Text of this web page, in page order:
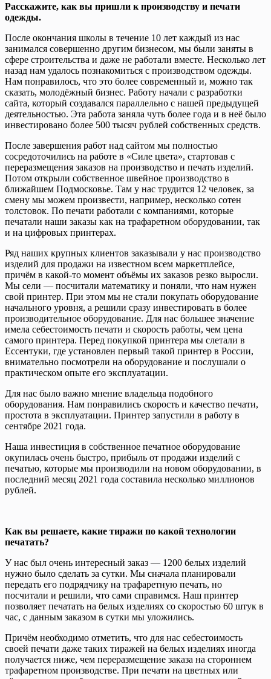
Расскажите, как вы пришли к производству и печати
одежды.
После окончания школы в течение 10 лет каждый из нас
занимался совершенно другим бизнесом, мы были заняты в
сфере строительства и даже не работали вместе. Несколько лет
назад нам удалось познакомиться с производством одежды.
Нам понравилось, что это более современный и, можно так
сказать, молодёжный бизнес. Работу начали с разработки
сайта, который создавался параллельно с нашей предыдущей
деятельностью. Эта работа заняла чуть более года и в неё было
инвестировано более 500 тысяч рублей собственных средств.
После завершения работ над сайтом мы полностью
сосредоточились на работе в «Силе цвета», стартовав с
переразмещения заказов на производство и печать изделий.
Потом открыли собственное швейное производство в
ближайшем Подмосковье. Там у нас трудится 12 человек, за
смену мы можем произвести, например, несколько сотен
толстовок. По печати работали с компаниями, которые
печатали наши заказы как на трафаретном оборудовании, так
и на цифровых принтерах.
Ряд наших крупных клиентов заказывали у нас производство
изделий для продажи на известном всем маркетплейсе,
причём в какой-то момент объёмы их заказов резко выросли.
Мы сели — посчитали математику и поняли, что нам нужен
свой принтер. При этом мы не стали покупать оборудование
начального уровня, а решили сразу инвестировать в более
производительное оборудование. Для нас большее значение
имела себестоимость печати и скорость работы, чем цена
самого принтера. Перед покупкой принтера мы слетали в
Ессентуки, где установлен первый такой принтер в России,
внимательно посмотрели на оборудование и послушали о
практическом опыте его эксплуатации.
Для нас было важно мнение владельца подобного
оборудования. Нам понравились скорость и качество печати,
простота в эксплуатации. Принтер запустили в работу в
сентябре 2021 года.
Наша инвестиция в собственное печатное оборудование
окупилась очень быстро, прибыль от продажи изделий с
печатью, которые мы производили на новом оборудовании, в
последний месяц 2021 года составила несколько миллионов
рублей.
Как вы решаете, какие тиражи по какой технологии
печатать?
У нас был очень интересный заказ — 1200 белых изделий
нужно было сделать за сутки. Мы сначала планировали
передать его подрядчику на трафаретную печать, но
посчитали и решили, что сами справимся. Наш принтер
позволяет печатать на белых изделиях со скоростью 60 штук в
час, с данным заказом в сутки мы уложились.
Причём необходимо отметить, что для нас себестоимость
своей печати даже таких тиражей на белых изделиях иногда
получается ниже, чем переразмещение заказа на стороннем
трафаретном производстве. При печати на цветных или